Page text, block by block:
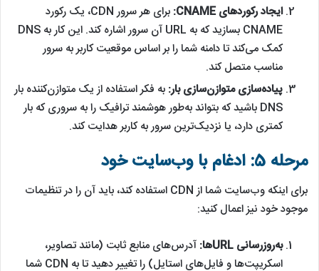
ایجاد رکوردهای CNAME:
برای هر سرور CDN، یک رکورد
CNAME بسازید که به URL آن سرور اشاره کند. این کار به DNS
کمک می‌کند تا دامنه شما را بر اساس موقعیت کاربر به سرور
مناسب متصل کند.
پیاده‌سازی متوازن‌سازی بار: به فکر استفاده از یک متوازن‌کننده بار
DNS باشید که بتواند به‌طور هوشمند ترافیک را به سروری که بار
کمتری دارد، یا نزدیک‌ترین سرور به کاربر هدایت کند.
مرحله 5: ادغام با وب‌سایت خود
برای اینکه وب‌سایت شما از CDN استفاده کند، باید آن را در تنظیمات
موجود خود نیز اعمال کنید:
به‌روزرسانی URLها:
آدرس‌های منابع ثابت (مانند تصاویر،
اسکریپت‌ها و فایل‌های استایل) را تغییر دهید تا به CDN شما